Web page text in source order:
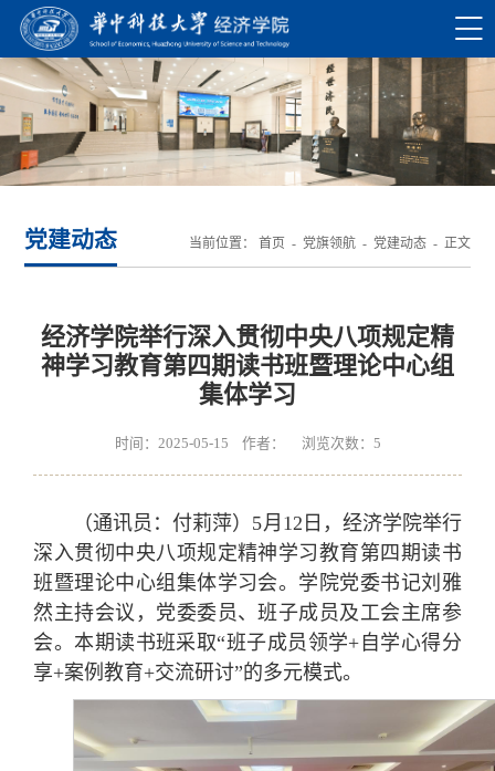
党建动态 当前位置： 首页 - 党旗领航- 党建动态- 正文
经济学院举行深入贯彻中央八项规定精
神学习教育第四期读书班暨理论中心组
集体学习
时间：2025-05-15 作者： 浏览次数： 5
（通讯员：付莉萍）5月12日，经济学院举行
深入贯彻中央八项规定精神学习教育第四期读书
班暨理论中心组集体学习会。学院党委书记刘雅
然主持会议，党委委员、班子成员及工会主席参
会。本期读书班采取“班子成员领学+自学心得分
享+案例教育+交流研讨”的多元模式。